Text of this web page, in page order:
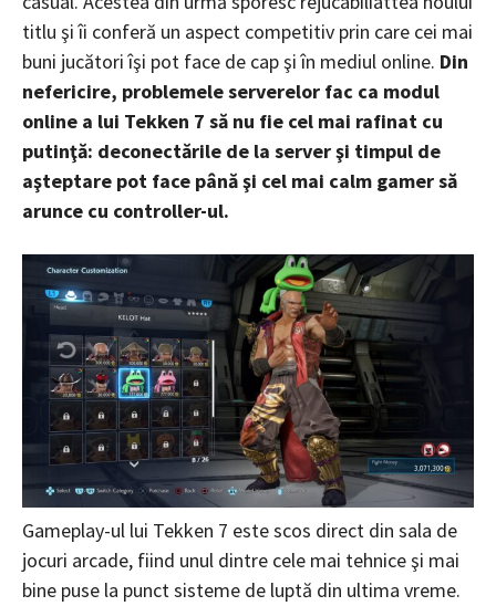
titlu şi îi conferă un aspect competitiv prin care cei mai
buni jucători îşi pot face de cap şi în mediul online. Din
nefericire, problemele serverelor fac ca modul
online a lui Tekken 7 să nu fie cel mai rafinat cu
putinţă: deconectările de la server şi timpul de
aşteptare pot face până şi cel mai calm gamer să
arunce cu controller-ul.
Gameplay-ul lui Tekken 7 este scos direct din sala de
jocuri arcade, fiind unul dintre cele mai tehnice şi mai
bine puse la punct sisteme de luptă din ultima vreme.